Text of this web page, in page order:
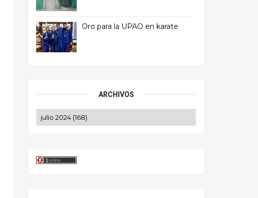
Oro para la UPAO en karate
ARCHIVOS